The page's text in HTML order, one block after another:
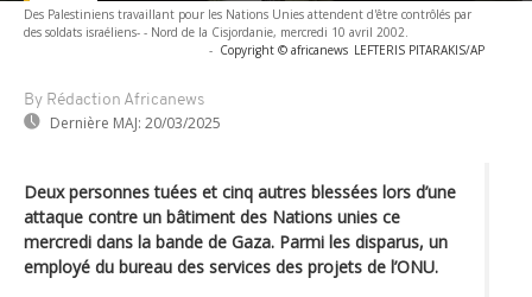
Des Palestiniens travaillant pour les Nations Unies attendent d'être contrôlés par
des soldats israéliens- - Nord de la Cisjordanie, mercredi 10 avril 2002.
- Copyright © africanews LEFTERIS PITARAKIS/AP
By Rédaction Africanews
Dernière MAJ: 20/03/2025
Deux personnes tuées et cinq autres blessées lors d’une
attaque contre un bâtiment des Nations unies ce
mercredi dans la bande de Gaza. Parmi les disparus, un
employé du bureau des services des projets de l’ONU.